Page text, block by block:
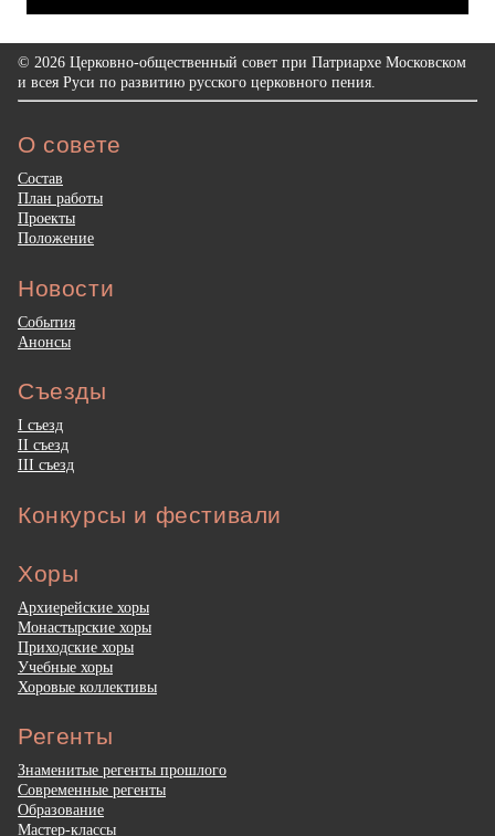
© 2026 Церковно-общественный совет при Патриархе Московском
и всея Руси по развитию русского церковного пения.
О совете
Состав
План работы
Проекты
Положение
Новости
События
Анонсы
Съезды
I съезд
II съезд
III съезд
Конкурсы и фестивали
Хоры
Архиерейские хоры
Монастырские хоры
Приходские хоры
Учебные хоры
Хоровые коллективы
Регенты
Знаменитые регенты прошлого
Современные регенты
Образование
Мастер-классы